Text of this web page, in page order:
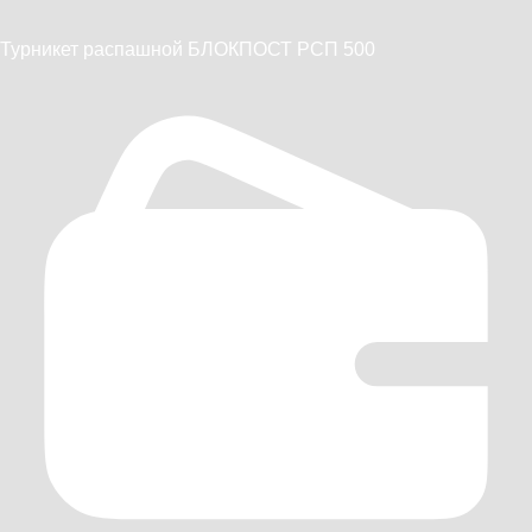
Турникет распашной БЛОКПОСТ РСП 500